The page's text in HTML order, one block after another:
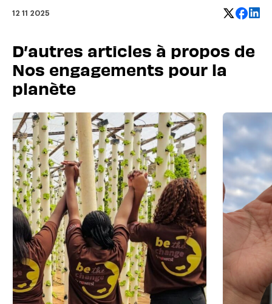
12 11 2025
D’autres articles à propos de
Nos engagements pour la
planète